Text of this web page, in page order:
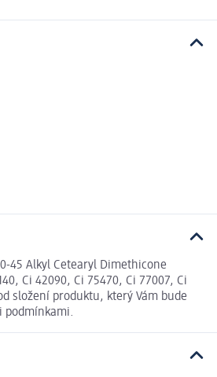
45 Alkyl Cetearyl Dimethicone
Ci 42090, Ci 75470, Ci 77007, Ci
složení produktu, který Vám bude
podmínkami.